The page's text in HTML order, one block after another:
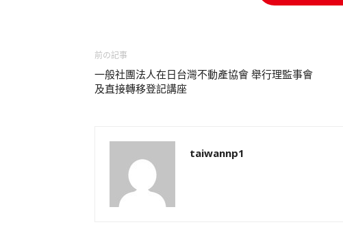
前の記事
一般社團法人在日台灣不動產協會 舉行理監事會
及直接轉移登記講座
taiwannp1